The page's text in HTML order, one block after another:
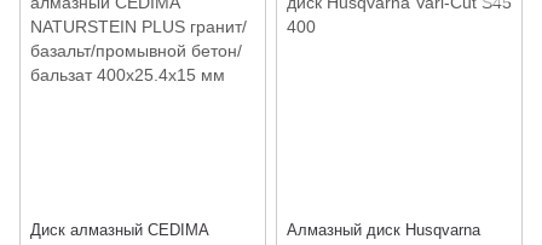
Диск алмазный CEDIMA
Алмазный диск Husqvarna